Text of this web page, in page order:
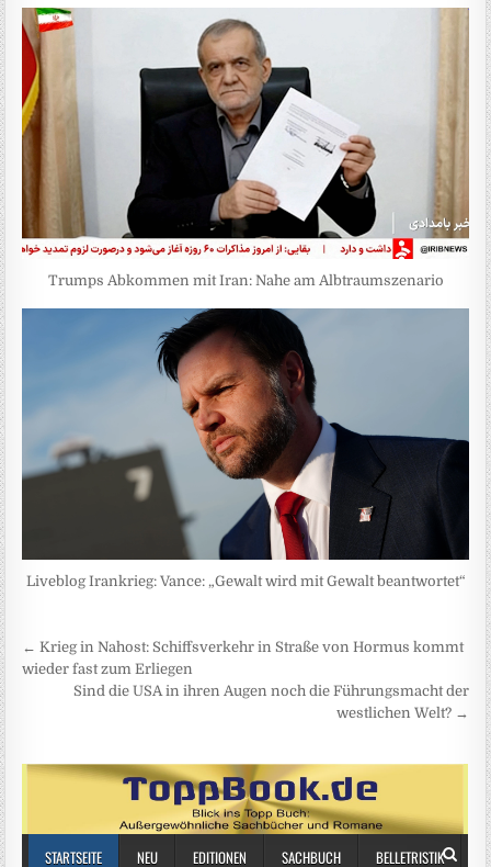
Trumps Abkommen mit Iran: Nahe am Albtraumszenario
Liveblog Irankrieg: Vance: „Gewalt wird mit Gewalt beantwortet“
Beitragsnavigation
← Krieg in Nahost: Schiffsverkehr in Straße von Hormus kommt
wieder fast zum Erliegen
Sind die USA in ihren Augen noch die Führungsmacht der
westlichen Welt? →